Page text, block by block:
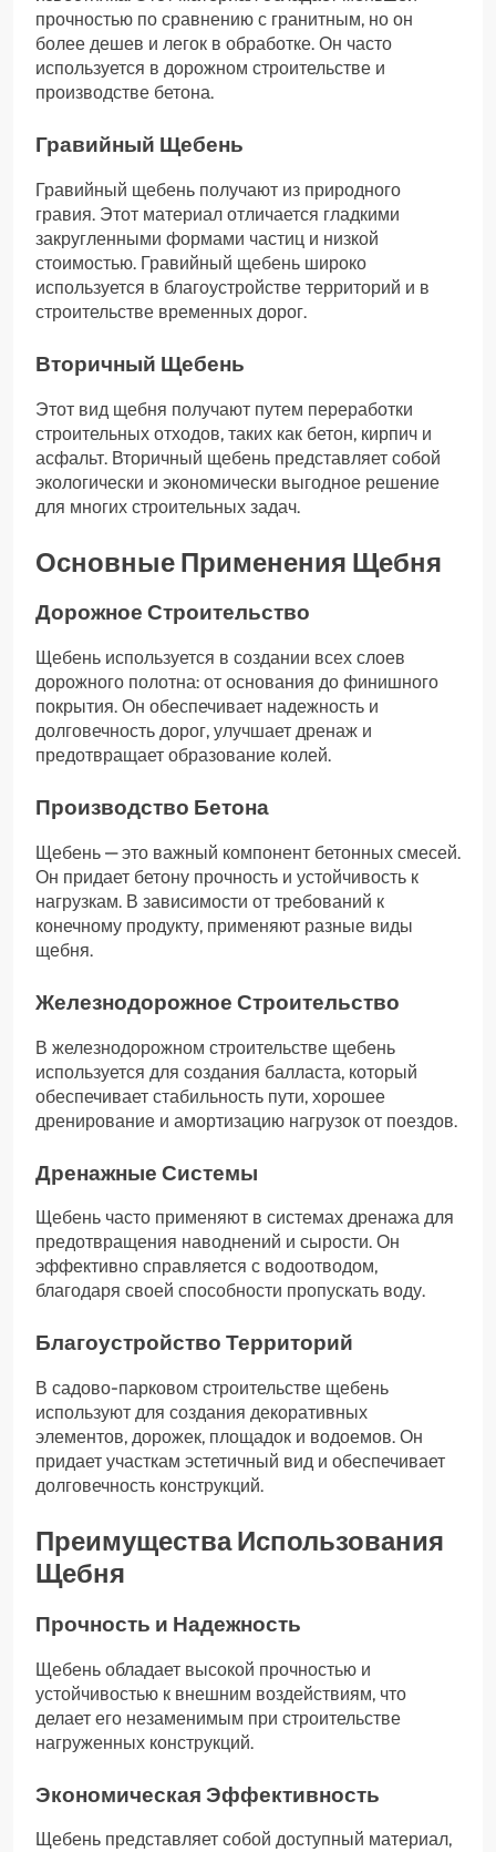
прочностью по сравнению с гранитным, но он
более дешев и легок в обработке. Он часто
используется в дорожном строительстве и
производстве бетона.
Гравийный Щебень
Гравийный щебень получают из природного
гравия. Этот материал отличается гладкими
закругленными формами частиц и низкой
стоимостью. Гравийный щебень широко
используется в благоустройстве территорий и в
строительстве временных дорог.
Вторичный Щебень
Этот вид щебня получают путем переработки
строительных отходов, таких как бетон, кирпич и
асфальт. Вторичный щебень представляет собой
экологически и экономически выгодное решение
для многих строительных задач.
Основные Применения Щебня
Дорожное Строительство
Щебень используется в создании всех слоев
дорожного полотна: от основания до финишного
покрытия. Он обеспечивает надежность и
долговечность дорог, улучшает дренаж и
предотвращает образование колей.
Производство Бетона
Щебень — это важный компонент бетонных смесей.
Он придает бетону прочность и устойчивость к
нагрузкам. В зависимости от требований к
конечному продукту, применяют разные виды
щебня.
Железнодорожное Строительство
В железнодорожном строительстве щебень
используется для создания балласта, который
обеспечивает стабильность пути, хорошее
дренирование и амортизацию нагрузок от поездов.
Дренажные Системы
Щебень часто применяют в системах дренажа для
предотвращения наводнений и сырости. Он
эффективно справляется с водоотводом,
благодаря своей способности пропускать воду.
Благоустройство Территорий
В садово-парковом строительстве щебень
используют для создания декоративных
элементов, дорожек, площадок и водоемов. Он
придает участкам эстетичный вид и обеспечивает
долговечность конструкций.
Преимущества Использования
Щебня
Прочность и Надежность
Щебень обладает высокой прочностью и
устойчивостью к внешним воздействиям, что
делает его незаменимым при строительстве
нагруженных конструкций.
Экономическая Эффективность
Щебень представляет собой доступный материал,